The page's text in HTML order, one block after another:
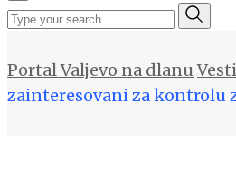
Portal Valjevo na dlanu Vesti
zainteresovani za kontrolu